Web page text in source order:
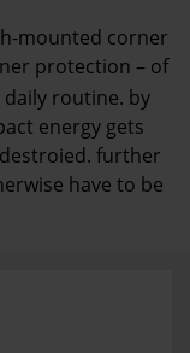
mounted corner
protection – of
routine. by
energy gets
further
have to be